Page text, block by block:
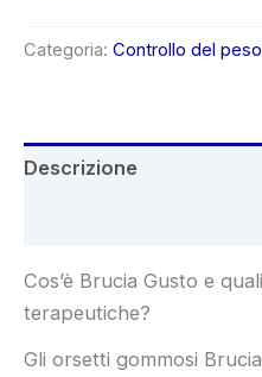
Categoria: Controllo del peso
Descrizione
Cos’è Brucia Gusto e
terapeutiche?
Gli orsetti gommosi